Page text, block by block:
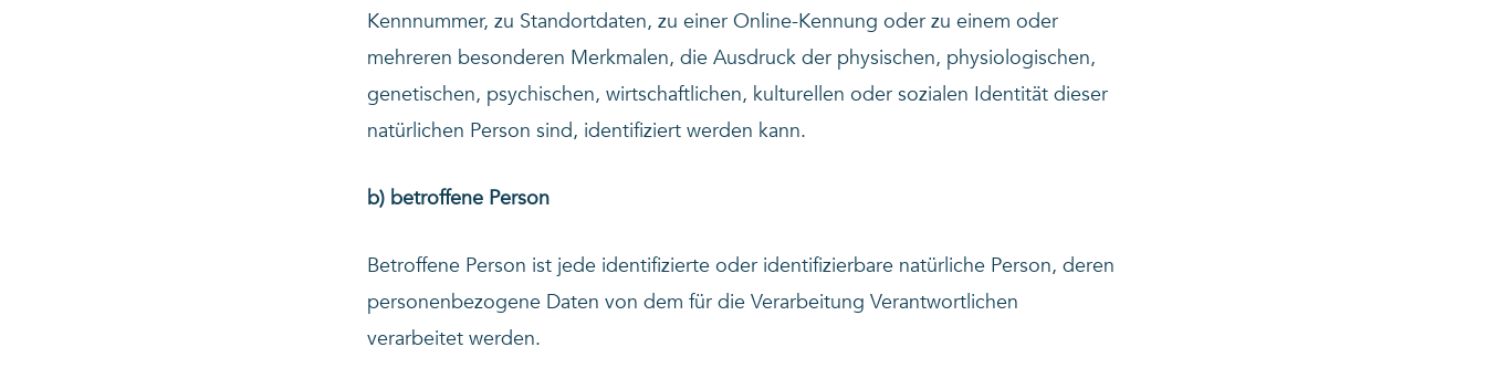
Kennnummer, zu Standortdaten, zu einer Online-Kennung oder zu einem oder
mehreren besonderen Merkmalen, die Ausdruck der physischen, physiologischen,
genetischen, psychischen, wirtschaftlichen, kulturellen oder sozialen Identität dieser
natürlichen Person sind, identifiziert werden kann.
b) betroffene Person
Betroffene Person ist jede identifizierte oder identifizierbare natürliche Person, deren
personenbezogene Daten von dem für die Verarbeitung Verantwortlichen
verarbeitet werden.